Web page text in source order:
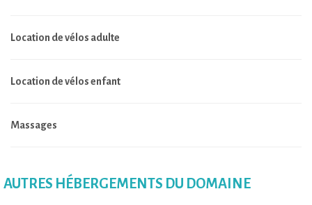
Location de vélos adulte
Location de vélos enfant
Massages
AUTRES HÉBERGEMENTS DU DOMAINE